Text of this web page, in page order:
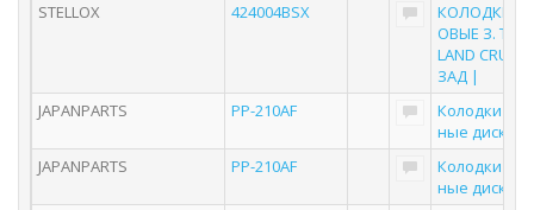
STELLOX
424004BSX
КОЛОДКИ
ОВЫЕ З.
LAND
ЗАД |
JAPANPARTS
PP-210AF
Колодки
ные
JAPANPARTS
PP-210AF
Колодки
ные